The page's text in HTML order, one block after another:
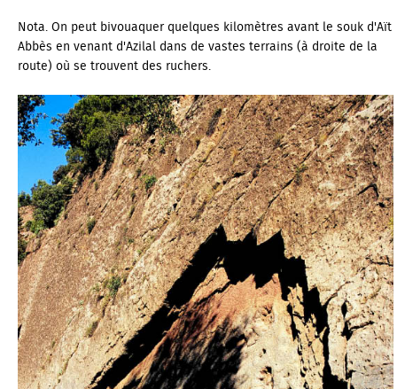
Nota. On peut bivouaquer quelques kilomètres avant le souk d'Aït
Abbès en venant d'Azilal dans de vastes terrains (à droite de la
route) où se trouvent des ruchers.